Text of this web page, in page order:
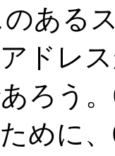
のある
ドレ
ろう
めに